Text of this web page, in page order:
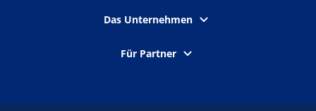
Das Unternehmen
Für Partner